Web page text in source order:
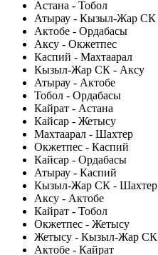
Астана - Тобол
Атырау - Кызыл-Жар СК
Актобе - Ордабасы
Аксу - Окжетпес
Каспий - Махтаарал
Кызыл-Жар СК - Аксу
Атырау - Актобе
Тобол - Ордабасы
Кайрат - Астана
Кайсар - Жетысу
Махтаарал - Шахтер
Окжетпес - Каспий
Кайсар - Ордабасы
Атырау - Каспий
Кызыл-Жар СК - Шахтер
Аксу - Актобе
Кайрат - Тобол
Окжетпес - Жетысу
Жетысу - Кызыл-Жар СК
Актобе - Кайрат